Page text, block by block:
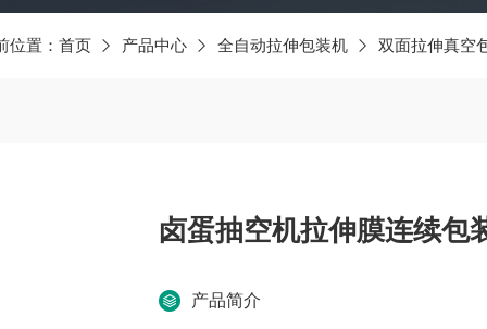
位置： 首页 产品中心 全自动拉伸包装机 双面拉伸真空
卤蛋抽空机拉伸膜连续包
产品简介